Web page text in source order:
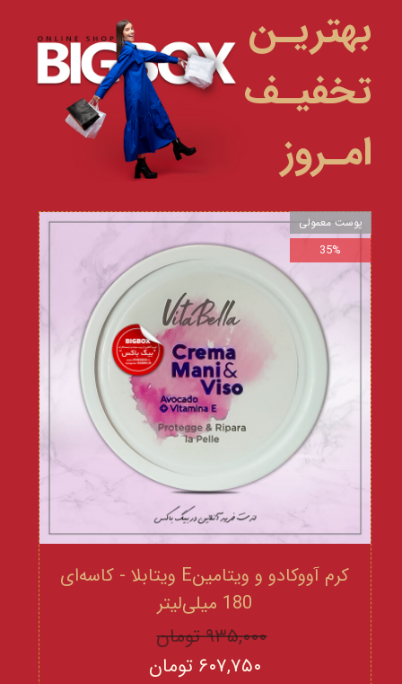
بهتریـن
تخفیـف
امـروز
کرم آووکادو و ویتامینE ویتابلا - کاسه‌ای
180 میلی‌لیتر
۹۳۵,۰۰۰ تومان
۶۰۷,۷۵۰ تومان
پوست معمولی
35%